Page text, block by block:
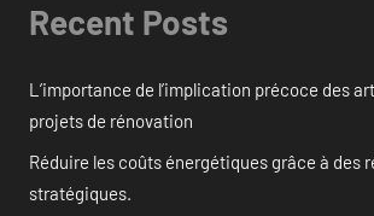
Recent Posts
L’importance de l’implication précoce des
projets de rénovation
Réduire les coûts énergétiques grâce à des
stratégiques.